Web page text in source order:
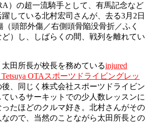
）の超一流騎手として、有馬記念など
している北村宏司さんが、去る3月2日
頭部外傷／右側頭骨陥没骨折／ふく
）し、しばらくの間、戦列を離れてい
田所長が校長を務めているinjured
OTAスポーツドライビングレッ
、同じく株式会社スポーツドライビン
いるサーキットでの少人数レッスンに
ったほどのクルマ好き。北村さんがその
ので、当然のことながら太田所長との